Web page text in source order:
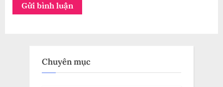
Chuyên mục